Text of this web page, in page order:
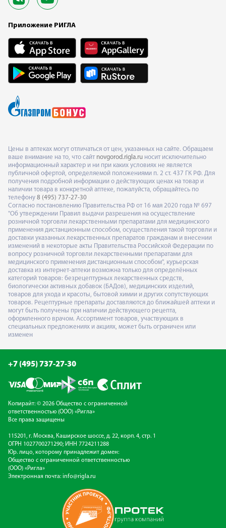
Приложение РИГЛА
Цены в аптеках могут отличаться от цен, указанных на сайте. Обращаем
ваше внимание на то, что сайт novgorod.rigla.ru носит исключительно
информационный характер и ни при каких условиях не является
публичной офертой, определяемой положениями п. 2 ст. 437 ГК РФ. Для
получения подробной информации о действующих ценах на товар и
наличии товара в конкретной аптеке, пожалуйста, обращайтесь по
телефону 8 (495) 737-27-30
Согласно постановлению Правительства РФ от 16 мая 2020 года № 697
"Об утверждении Правил выдачи разрешения на осуществление
розничной торговли лекарственными препаратами для медицинского
применения дистанционным способом, осуществления такой торговли и
доставки указанных лекарственных препаратов гражданам и внесении
изменений в некоторые акты Правительства Российской Федерации по
вопросу розничной торговли лекарственными препаратами для
медицинского применения дистанционным способом", курьерская
доставка из интернет-аптеки возможна только для определённых
категорий товаров: безрецептурных лекарственных средств,
биологически активных добавок (БАДов), медицинских изделий,
товаров для ухода и красоты, бытовой химии и других сопутствующих
товаров. Рецептурные препараты доставляются до ближайшей аптеки и
могут быть получены при наличии действующего рецепта,
оформленного врачом. Ассортимент товаров, участвующих в
специальных предложениях и акциях, может быть ограничен или
изменен
+7 (495) 737-27-30
Копирайт: © 2026 Общество с ограниченной
ответственностью (ООО) «Ригла»
Все права защищены
115201, г. Москва, Каширское шоссе, д. 22, корп. 4, стр. 1
ОГРН 1027700271290; ИНН 7724211288
Юр. лицо, которому принадлежит домен:
Общество с ограниченной ответственностью
(ООО) «Ригла»
Электронная почта: info@rigla.ru